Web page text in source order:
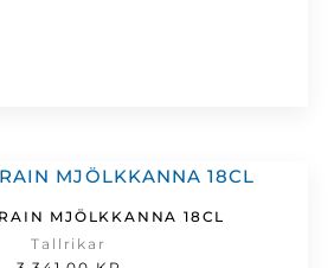
MJÖLKKANNA 18CL
Tallrikar